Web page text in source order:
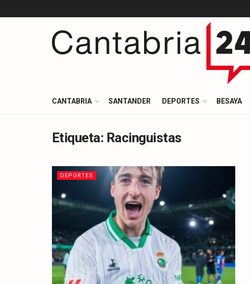
CANTABRIA SANTANDER DEPORTES BESAYA
Etiqueta: Racinguistas
DEPORTES